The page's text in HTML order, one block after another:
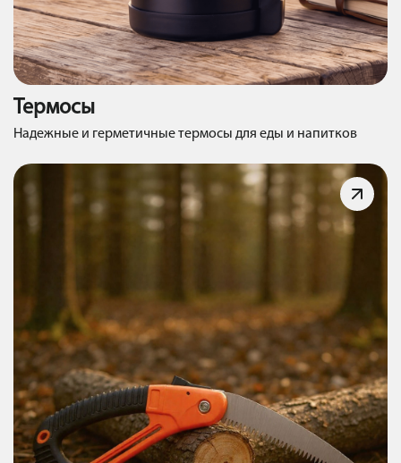
Термосы
Надежные и герметичные термосы для еды и напитков